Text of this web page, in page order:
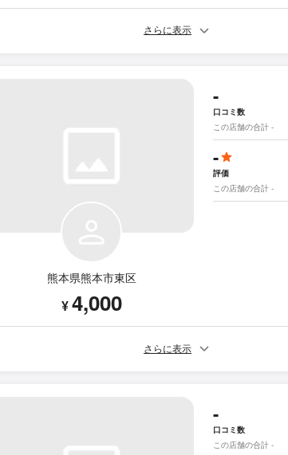
さらに表示
熊本県熊本市東区
¥4,000
-
口コミ数
この店舗の合計 -
-
評価
この店舗の合計 -
さらに表示
-
口コミ数
この店舗の合計 -